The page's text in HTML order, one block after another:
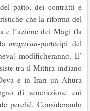
patto, dei contratti e
che la riforma del
e l’azione dei Magi (la
magavan-partecipi del
modificheranno. E’
tra il Mithra indiano
e in Iran un Ahura
di venerazione cui
perché. Considerando